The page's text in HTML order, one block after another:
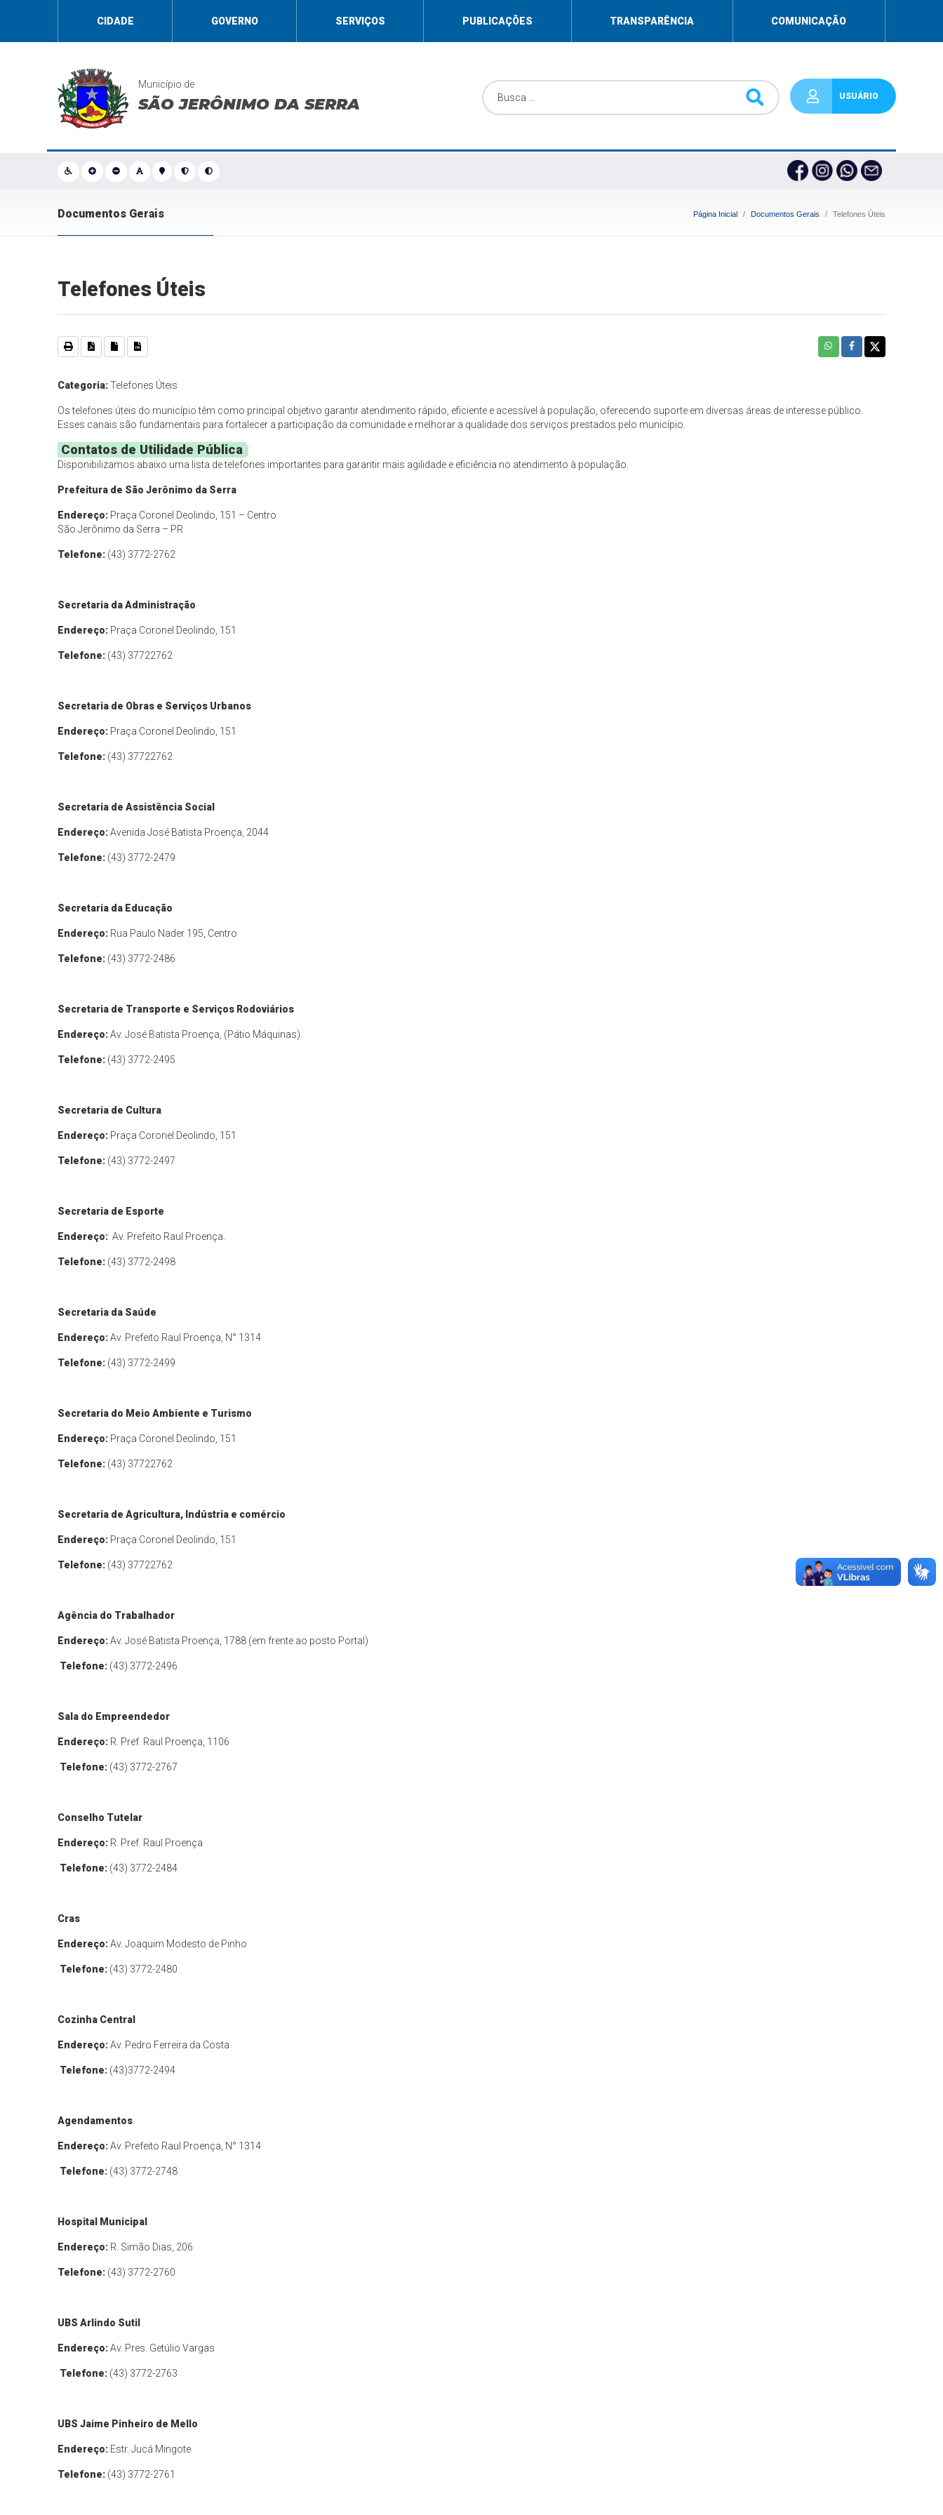
CIDADE GOVERNO SERVIÇOS PUBLICAÇÕES TRANSPARÊNCIA COMUNICAÇÃO
Município de
SÃO JERÔNIMO DA SERRA USUÁRIO
Documentos Gerais Página Inicial Documentos Gerais Telefones Úteis
Telefones Úteis
Categoria:Telefones Úteis
Os telefones úteis do município têm como principal objetivo garantir atendimento rápido, eficiente e acessível à população, oferecendo suporte em diversas áreas de interesse público.
Esses canais são fundamentais para fortalecer a participação da comunidade e melhorar a qualidade dos serviços prestados pelo município.
Contatos de Utilidade Pública
Disponibilizamos abaixo uma lista de telefones importantes para garantir mais agilidade e eficiência no atendimento à população.
Prefeitura de São Jerônimo da Serra
Endereço: Praça Coronel Deolindo, 151 – Centro
São Jerônimo da Serra – PR
Telefone: (43) 3772-2762
Secretaria da Administração
Endereço: Praça Coronel Deolindo, 151
Telefone: (43) 37722762
Secretaria de Obras e Serviços Urbanos
Endereço: Praça Coronel Deolindo, 151
Telefone: (43) 37722762
Secretaria de Assistência Social
Endereço:Avenida José Batista Proença, 2044
Telefone: (43) 3772-2479
Secretaria da Educação
Endereço: Rua Paulo Nader 195, Centro
Telefone: (43) 3772-2486
Secretaria de Transporte e Serviços Rodoviários
Endereço:Av. José Batista Proença, (Pátio Máquinas).
Telefone: (43) 3772-2495
Secretaria de Cultura
Endereço: Praça Coronel Deolindo, 151
Telefone: (43) 3772-2497
Secretaria de Esporte
Endereço: Av. Prefeito Raul Proença.
Telefone: (43) 3772-2498
Secretaria da Saúde
Endereço:Av. Prefeito Raul Proença, N° 1314
Telefone: (43) 3772-2499
Secretaria do Meio Ambiente e Turismo
Endereço: Praça Coronel Deolindo, 151
Telefone: (43) 37722762
Secretaria de Agricultura, Indústria e comércio
Endereço: Praça Coronel Deolindo, 151
Telefone: (43) 37722762
Agência do Trabalhador
Endereço:Av. José Batista Proença, 1788 (em frente ao posto Portal)
Telefone: (43) 3772-2496
Sala do Empreendedor
Endereço: R. Pref. Raul Proença, 1106
Telefone: (43) 3772-2767
Conselho Tutelar
Endereço: R. Pref. Raul Proença
Telefone: (43) 3772-2484
Cras
Endereço:Av. Joaquim Modesto de Pinho
Telefone: (43) 3772-2480
Cozinha Central
Endereço:Av. Pedro Ferreira da Costa
Telefone: (43)3772-2494
Agendamentos
Endereço:Av. Prefeito Raul Proença, N° 1314
Telefone: (43) 3772-2748
Hospital Municipal
Endereço: R. Simão Dias, 206
Telefone: (43) 3772-2760
UBS Arlindo Sutil
Endereço:Av. Pres. Getúlio Vargas
Telefone: (43) 3772-2763
UBS Jaime Pinheiro de Mello
Endereço: Estr. Jucá Mingote
Telefone: (43) 3772-2761